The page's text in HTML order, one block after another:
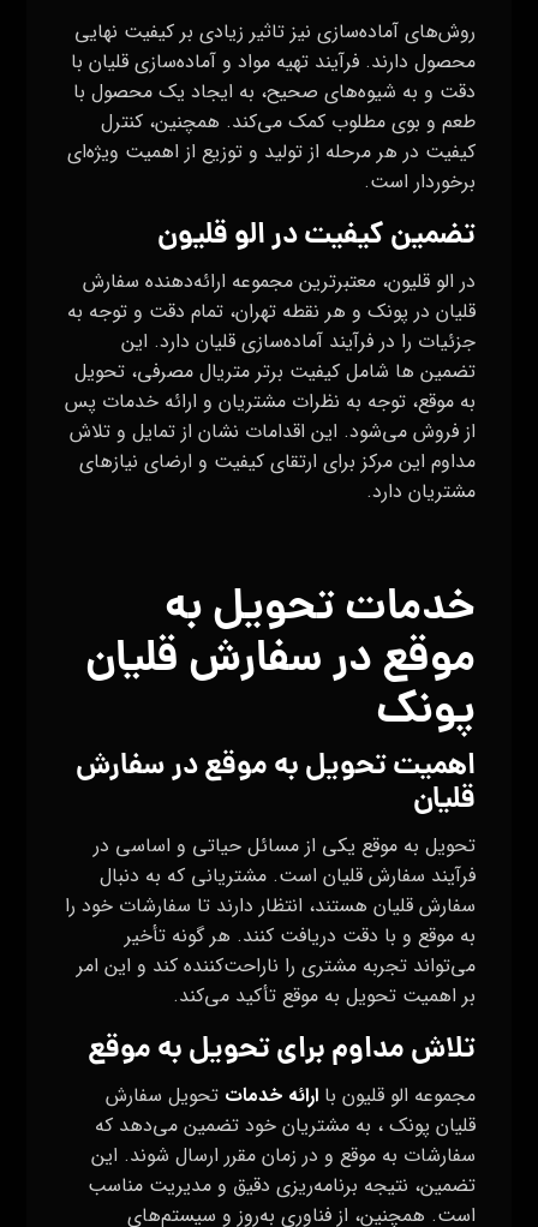
روش‌های آماده‌سازی نیز تاثیر زیادی بر کیفیت نهایی
محصول دارند. فرآیند تهیه مواد و آماده‌سازی قلیان با
دقت و به شیوه‌های صحیح، به ایجاد یک محصول با
طعم و بوی مطلوب کمک می‌کند. همچنین، کنترل
کیفیت در هر مرحله از تولید و توزیع از اهمیت ویژه‌ای
برخوردار است.
تضمین کیفیت در الو قلیون
در الو قلیون، معتبرترین مجموعه ارائه‌دهنده سفارش
قلیان در پونک و هر نقطه تهران، تمام دقت و توجه به
جزئیات را در فرآیند آماده‌سازی قلیان دارد. این
تضمین ها شامل کیفیت برتر متریال مصرفی، تحویل
به موقع، توجه به نظرات مشتریان و ارائه خدمات پس
از فروش می‌شود. این اقدامات نشان از تمایل و تلاش
مداوم این مرکز برای ارتقای کیفیت و ارضای نیازهای
مشتریان دارد.
خدمات تحویل به
موقع در سفارش قلیان
پونک
اهمیت تحویل به موقع در سفارش
قلیان
تحویل به موقع یکی از مسائل حیاتی و اساسی در
فرآیند سفارش قلیان است. مشتریانی که به دنبال
سفارش قلیان هستند، انتظار دارند تا سفارشات خود را
به موقع و با دقت دریافت کنند. هر گونه تأخیر
می‌تواند تجربه مشتری را ناراحت‌کننده کند و این امر
بر اهمیت تحویل به موقع تأکید می‌کند.
تلاش مداوم برای تحویل به موقع
مجموعه الو قلیون باارائه خدمات تحویل سفارش
قلیان پونک ، به مشتریان خود تضمین می‌دهد که
سفارشات به موقع و در زمان مقرر ارسال شوند. این
تضمین، نتیجه برنامه‌ریزی دقیق و مدیریت مناسب
است. همچنین، از فناوری به‌روز و سیستم‌های